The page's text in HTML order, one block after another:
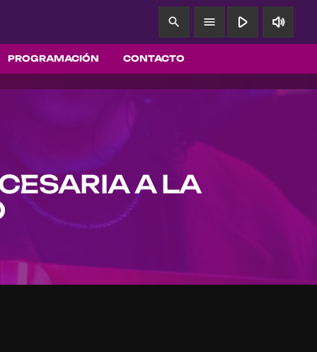
PROGRAMACIÓN CONTACTO
search menu play_arrow volume_up
A LA